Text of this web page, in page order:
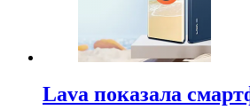
Lava показала